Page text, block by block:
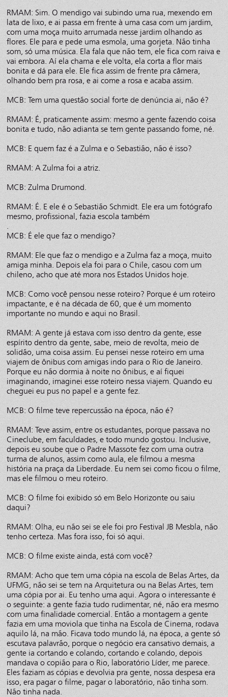
RMAM: Sim. O mendigo vai subindo uma rua, mexendo em
lata de lixo, e ai passa em frente à uma casa com um jardim,
com uma moça muito arrumada nesse jardim olhando as
flores. Ele para e pede uma esmola, uma gorjeta. Não tinha
som, só uma música. Ela fala que não tem, ele fica com raiva e
vai embora. Aí ela chama e ele volta, ela corta a flor mais
bonita e dá para ele. Ele fica assim de frente pra câmera,
olhando bem pra rosa, e ai come a rosa e acaba assim.
MCB: Tem uma questão social forte de denúncia ai, não é?
RMAM: É, praticamente assim: mesmo a gente fazendo coisa
bonita e tudo, não adianta se tem gente passando fome, né.
MCB: E quem faz é a Zulma e o Sebastião, não é isso?
RMAM: A Zulma foi a atriz.
MCB: Zulma Drumond.
RMAM: É. E ele é o Sebastião Schmidt. Ele era um fotógrafo
mesmo, profissional, fazia escola também
MCB: É ele que faz o mendigo?
RMAM: Ele que faz o mendigo e a Zulma faz a moça, muito
amiga minha. Depois ela foi para o Chile, casou com um
chileno, acho que até mora nos Estados Unidos hoje.
MCB: Como você pensou nesse roteiro? Porque é um roteiro
impactante, e é na década de 60, que é um momento
importante no mundo e aqui no Brasil.
RMAM: A gente já estava com isso dentro da gente, esse
espírito dentro da gente, sabe, meio de revolta, meio de
solidão, uma coisa assim. Eu pensei nesse roteiro em uma
viajem de ônibus com amigas indo para o Rio de Janeiro.
Porque eu não dormia à noite no ônibus, e aí fiquei
imaginando, imaginei esse roteiro nessa viajem. Quando eu
cheguei eu pus no papel e a gente fez.
MCB: O filme teve repercussão na época, não é?
RMAM: Teve assim, entre os estudantes, porque passava no
Cineclube, em faculdades, e todo mundo gostou. Inclusive,
depois eu soube que o Padre Massote fez com uma outra
turma de alunos, assim como aula, ele filmou a mesma
história na praça da Liberdade. Eu nem sei como ficou o filme,
mas ele filmou o meu roteiro.
MCB: O filme foi exibido só em Belo Horizonte ou saiu
daqui?
RMAM: Olha, eu não sei se ele foi pro Festival JB Mesbla, não
tenho certeza. Mas fora isso, foi só aqui.
MCB: O filme existe ainda, está com você?
RMAM: Acho que tem uma cópia na escola de Belas Artes, da
UFMG, não sei se tem na Arquitetura ou na Belas Artes, tem
uma cópia por ai. Eu tenho uma aqui. Agora o interessante é
o seguinte: a gente fazia tudo rudimentar, né, não era mesmo
com uma finalidade comercial. Então a montagem a gente
fazia em uma moviola que tinha na Escola de Cinema, rodava
aquilo lá, na mão. Ficava todo mundo lá, na época, a gente só
escutava palavrão, porque o negócio era cansativo demais, a
gente ia cortando e colando, cortando e colando, depois
mandava o copião para o Rio, laboratório Líder, me parece.
Eles faziam as cópias e devolvia pra gente, nossa despesa era
isso, era pagar o filme, pagar o laboratório, não tinha som.
Não tinha nada.